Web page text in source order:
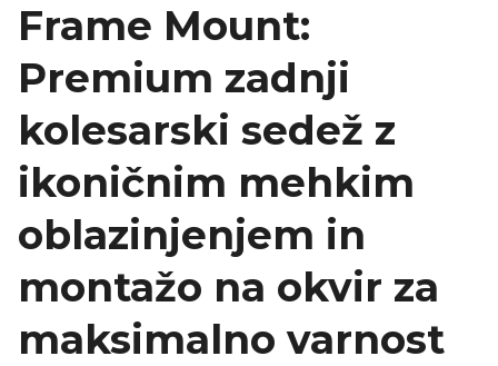
Frame Mount:
Premium zadnji
kolesarski sedež z
ikoničnim mehkim
oblazinjenjem in
montažo na okvir za
maksimalno varnost